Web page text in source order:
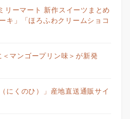
リーマート 新作スイーツまとめ
キ」「ほろふわクリームショコ
＜マンゴープリン味＞が新発
にくのひ）」産地直送通販サイ